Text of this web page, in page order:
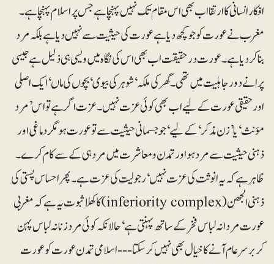
افکار انسانی کا ارتقا اب بھی اس مقام تک نہیں پہنچا ہے جس پر اسلام پہنچا ہے۔
مغرب نے عورت کو جو کچھ دیا ہے عورت کی حیثیت سے نہیں دیا ہے بلکہ مرد
بنا کر دیا ہے۔ عورت درحقیقت اب بھی اس کی نگاہ میں ویسی ہی ذلیل ہے جیسی
پرانے دور جاہلیت میں تھی۔ گھر کی ملکہ‘ شوہر کی بیوی‘ بچوں کی ماں‘ ایک اصلی
اور حقیقی عورت کے لیے اب بھی کوئی عزت نہیں۔ عزت اگر ہے تو اس ’مرد
مؤنث‘ یا ’زن مذکر‘کے لیے‘ جو جسمانی حیثیت سے توعورت ہو مگر دماغی اور
ذہنی حیثیت سے مرد ہو اور تمدن و معاشرت میں مرد ہی کے سے کام کرے۔
ظاہرہے کہ یہ انوثت کی عزت نہیں‘ رجولیت کی عزت ہے۔ پھر احساس پستی کی
ذہنی الجھن (inferiority complex)کا کھلا ثبوت یہ ہے کہ مغربی
عورت مردانہ لباس فخر کے ساتھ پہنتی ہے‘ حالانکہ کوئی مرد زنانہ لباس پہن
کر برسرعام آنے کا خیال بھی نہیں کر سکتا --- اسلامی تمدن عورت کو عورت